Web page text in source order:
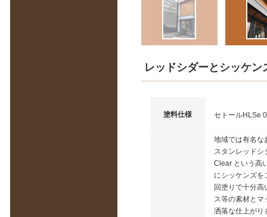
レッドシダーとシッケン
塗料仕様 セトールHLSe
地域では有名な
スタンレッドシ
Clear という高
にシッケンズを
回塗りで十分
ス等の素材とマ
洒落な仕上がり